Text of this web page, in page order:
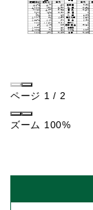
ページ 1 / 2
ズーム 100%